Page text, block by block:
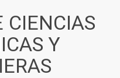
CIENCIAS
Y